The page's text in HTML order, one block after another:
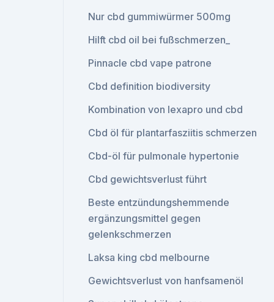
Nur cbd gummiwürmer 500mg
Hilft cbd oil bei fußschmerzen_
Pinnacle cbd vape patrone
Cbd definition biodiversity
Kombination von lexapro und cbd
Cbd öl für plantarfasziitis schmerzen
Cbd-öl für pulmonale hypertonie
Cbd gewichtsverlust führt
Beste entzündungshemmende
ergänzungsmittel gegen
gelenkschmerzen
Laksa king cbd melbourne
Gewichtsverlust von hanfsamenöl